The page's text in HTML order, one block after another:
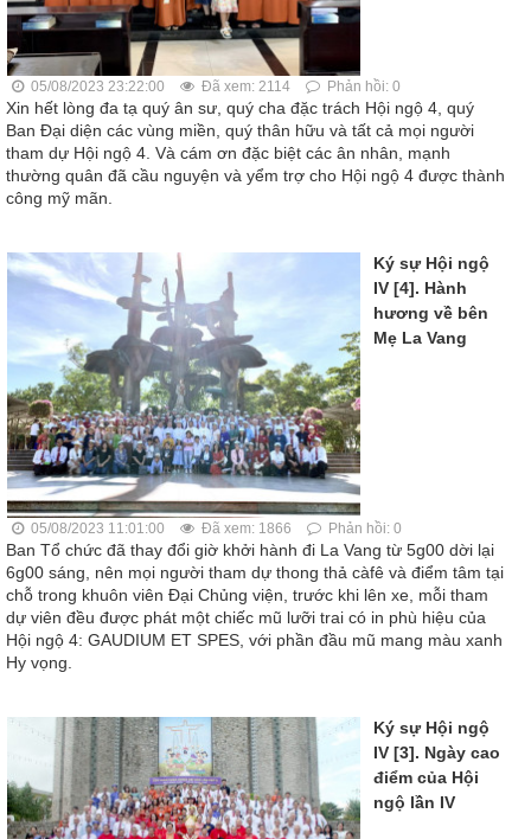
05/08/2023 23:22:00 Đã xem: 2114 Phản hồi: 0
Xin hết lòng đa tạ quý ân sư, quý cha đặc trách Hội ngộ 4, quý
Ban Đại diện các vùng miền, quý thân hữu và tất cả mọi người
tham dự Hội ngộ 4. Và cám ơn đặc biệt các ân nhân, mạnh
thường quân đã cầu nguyện và yểm trợ cho Hội ngộ 4 được thành
công mỹ mãn.
Ký sự Hội ngộ
IV [4]. Hành
hương về bên
Mẹ La Vang
05/08/2023 11:01:00 Đã xem: 1866 Phản hồi: 0
Ban Tổ chức đã thay đổi giờ khởi hành đi La Vang từ 5g00 dời lại
6g00 sáng, nên mọi người tham dự thong thả càfê và điểm tâm tại
chỗ trong khuôn viên Đại Chủng viện, trước khi lên xe, mỗi tham
dự viên đều được phát một chiếc mũ lưỡi trai có in phù hiệu của
Hội ngộ 4: GAUDIUM ET SPES, với phần đầu mũ mang màu xanh
Hy vọng.
Ký sự Hội ngộ
IV [3]. Ngày cao
điểm của Hội
ngộ lần IV